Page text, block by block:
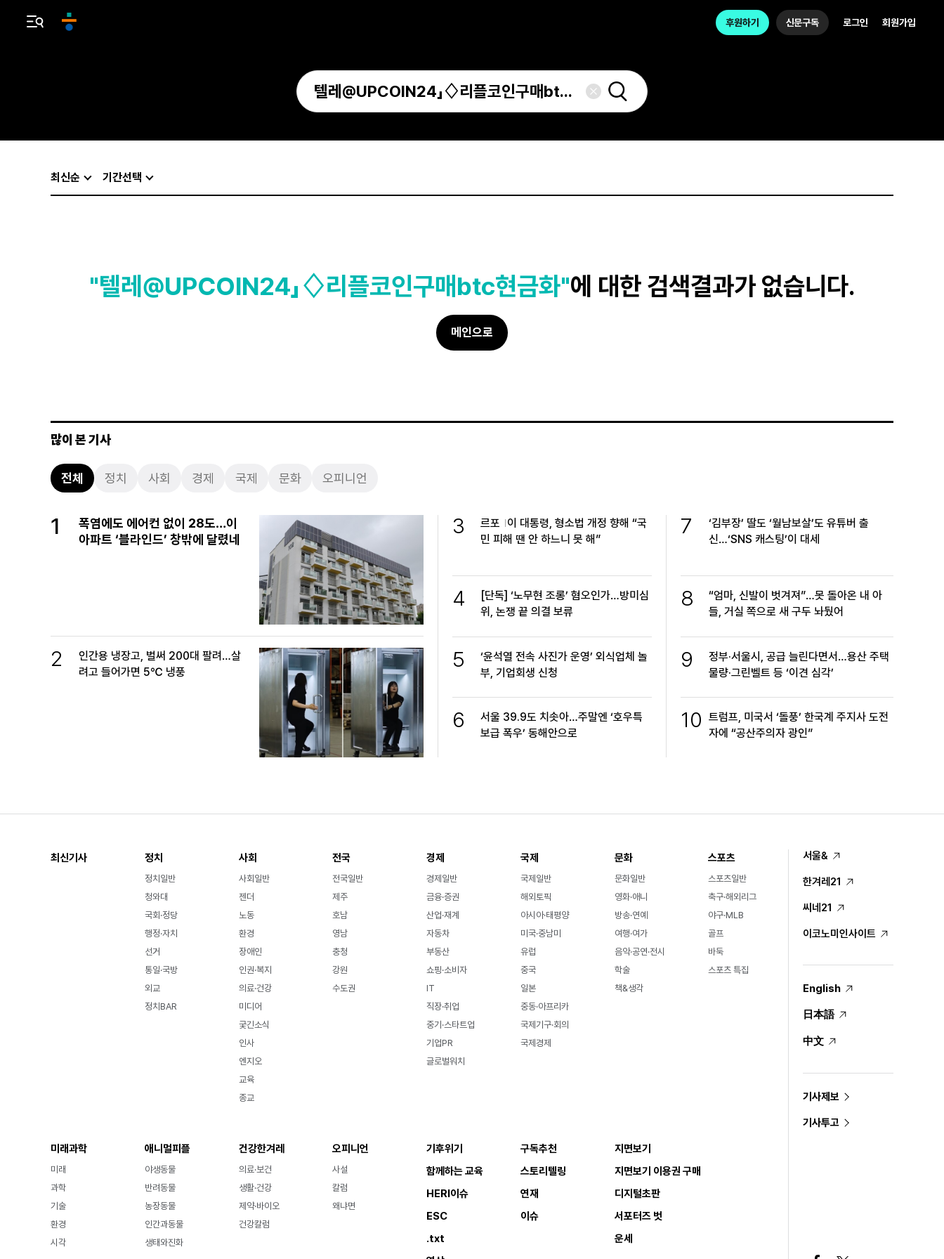
후원하기 신문구독 로그인 회원가입
최신순 기간선택
"텔레@UPCOIN24」♢리플코인구매btc현금화"에 대한 검색결과가 없습니다.
메인으로
많이 본 기사
전체 정치 사회 경제 국제 문화 오피니언
1
폭염에도 에어컨 없이 28도…이
아파트 ‘블라인드’ 창밖에 달렸네
2
인간용 냉장고, 벌써 200대 팔려…살
려고 들어가면 5℃ 냉풍
3 르포
이 대통령, 형소법 개정 향해 “국
민 피해 땐 안 하느니 못 해”
4
[단독] ‘노무현 조롱’ 혐오인가…방미심
위, 논쟁 끝 의결 보류
5
‘윤석열 전속 사진가 운영’ 외식업체 놀
부, 기업회생 신청
6
서울 39.9도 치솟아…주말엔 ‘호우특
보급 폭우’ 동해안으로
7
‘김부장’ 딸도 ‘월남보살’도 유튜버 출
신…‘SNS 캐스팅’이 대세
8
“엄마, 신발이 벗겨져”…못 돌아온 내 아
들, 거실 쪽으로 새 구두 놔뒀어
9
정부·서울시, 공급 늘린다면서…용산 주택
물량·그린벨트 등 ‘이견 심각’
10 트럼프, 미국서 ‘돌풍’ 한국계 주지사 도전
자에 “공산주의자 광인”
최신기사 정치
정치일반
청와대
국회·정당
행정·자치
선거
통일·국방
외교
정치BAR
사회
사회일반
젠더
노동
환경
장애인
인권·복지
의료·건강
미디어
궂긴소식
인사
엔지오
교육
종교
전국
전국일반
제주
호남
영남
충청
강원
수도권
경제
경제일반
금융·증권
산업·재계
자동차
부동산
쇼핑·소비자
IT
직장·취업
중기·스타트업
기업PR
글로벌워치
국제
국제일반
해외토픽
아시아·태평양
미국·중남미
유럽
중국
일본
중동·아프리카
국제기구·회의
국제경제
문화
문화일반
영화·애니
방송·연예
여행·여가
음악·공연·전시
학술
책&생각
스포츠
스포츠일반
축구·해외리그
야구·MLB
골프
바둑
스포츠 특집
미래과학
미래
과학
기술
환경
시각
애니멀피플
야생동물
반려동물
농장동물
인간과동물
생태와진화
건강한겨레
의료·보건
생활·건강
제약·바이오
건강칼럼
오피니언
사설
칼럼
왜냐면
기후위기
함께하는 교육
HERI이슈
ESC
.txt
구독추천
스토리텔링
연재
이슈
지면보기
지면보기 이용권 구매
디지털초판
서포터즈 벗
운세
서울&
한겨레21
씨네21
이코노미인사이트
English
日本語
中文
기사제보
기사투고